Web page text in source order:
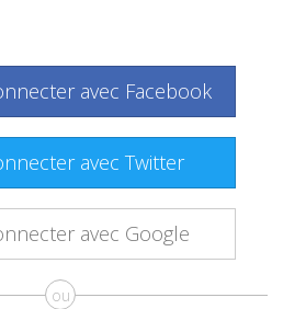
avec Facebook
avec Twitter
avec Google
ou